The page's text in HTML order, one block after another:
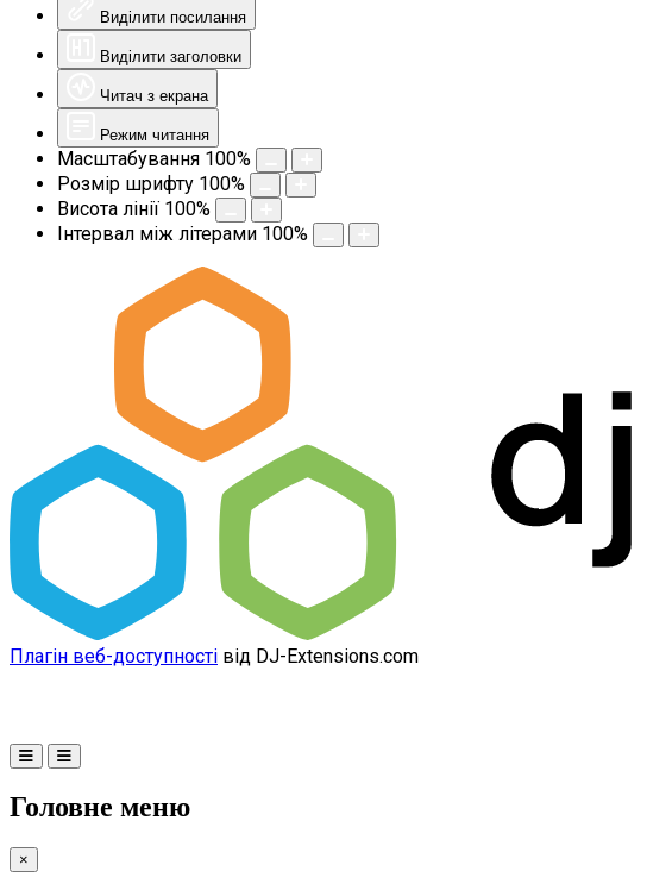
Виділити посилання
Виділити заголовки
Читач з екрана
Режим читання
Масштабування 100%
Розмір шрифту 100%
Висота лінії 100%
Інтервал між літерами 100%
Плагін веб-доступності від DJ-Extensions.com
Головне меню
×